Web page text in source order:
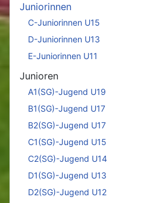
Juniorinnen
C-Juniorinnen U15
D-Juniorinnen U13
E-Juniorinnen U11
Junioren
A1(SG)-Jugend U19
B1(SG)-Jugend U17
B2(SG)-Jugend U17
C1(SG)-Jugend U15
C2(SG)-Jugend U14
D1(SG)-Jugend U13
D2(SG)-Jugend U12